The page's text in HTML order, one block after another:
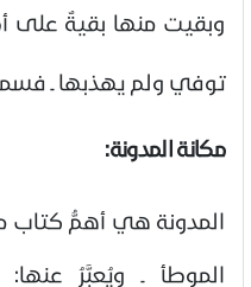
وبقيت منها بقيةٌ على
توفي ولم يهذبها ـ
مكانة المدونة:
المدونة هي أهمُّ كتاب
الموطأ ـ ويُعبَّرُ عنها: